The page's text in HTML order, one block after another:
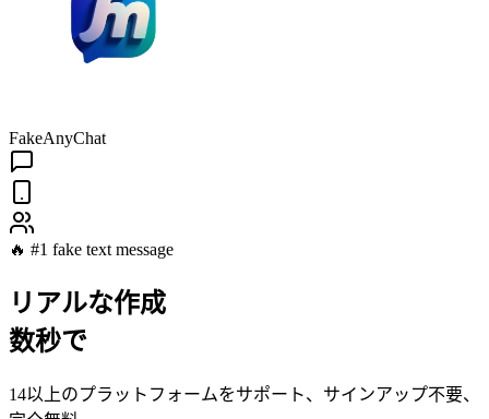
FakeAnyChat
🔥 #1 fake text message
リアルな作成
数秒で
14以上のプラットフォームをサポート、サインアップ不要、